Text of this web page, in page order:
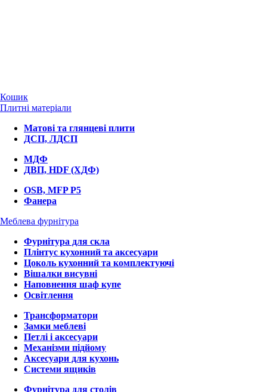
Кошик
Плитні матеріали
Матові та глянцеві плити
ДСП, ЛДСП
МДФ
ДВП, HDF (ХДФ)
OSB, MFP P5
Фанера
Меблева фурнітура
Фурнітура для скла
Плінтус кухонний та аксесуари
Цоколь кухонний та комплектуючі
Вішалки висувні
Наповнення шаф купе
Освітлення
Трансформатори
Замки меблеві
Петлі і аксесуари
Механізми підйому
Аксесуари для кухонь
Системи ящиків
Фурнітура для столів